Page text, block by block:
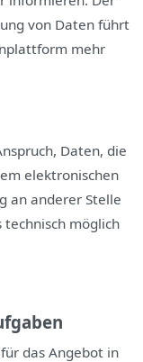
von Daten führt
mehr
Daten, die
elektronischen
an anderer Stelle
möglich
das Angebot in